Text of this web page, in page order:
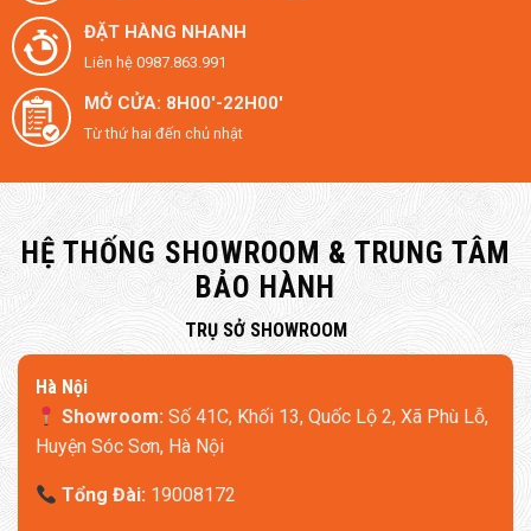
ĐẶT HÀNG NHANH
Liên hệ 0987.863.991
MỞ CỬA: 8H00'-22H00'
Từ thứ hai đến chủ nhật
HỆ THỐNG SHOWROOM & TRUNG TÂM
BẢO HÀNH
​TRỤ SỞ SHOWROOM
Hà Nội
Showroom:Số 41C, Khối 13, Quốc Lộ 2, Xã Phù Lỗ,
Huyện Sóc Sơn, Hà Nội
Tổng Đài:19008172